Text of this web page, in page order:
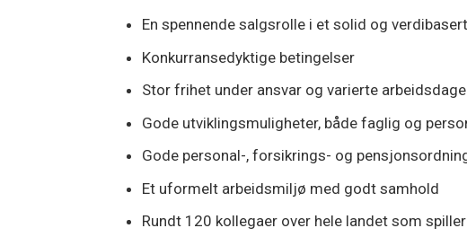
En spennende salgsrolle i et solid og
Konkurransedyktige betingelser
Stor frihet under ansvar og varierte
Gode utviklingsmuligheter, både faglig og
Gode personal-, forsikrings- og
Et uformelt arbeidsmiljø med godt samhold
Rundt 120 kollegaer over hele landet som